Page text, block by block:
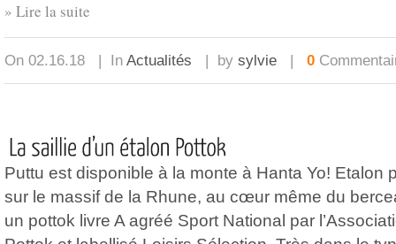
» Lire la suite
On 02.16.18 | In Actualités | by sylvie 0
Puttu est disponible à la monte à Hanta Yo! Etalon
sur le massif de la Rhune, au cœur même du
un pottok livre A agréé Sport National par